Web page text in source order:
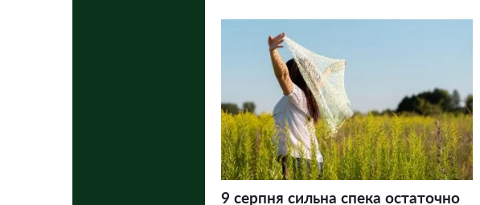
9 серпня сильна спека остаточно